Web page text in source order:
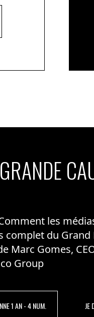
les
du Grand
Marc Gomes,
Group
1 AN - 4 NUM. JE